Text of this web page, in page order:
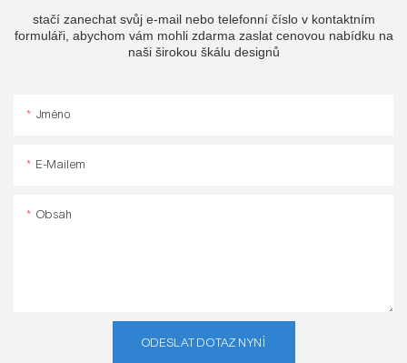
stačí zanechat svůj e-mail nebo telefonní číslo v kontaktním
formuláři, abychom vám mohli zdarma zaslat cenovou nabídku na
naši širokou škálu designů
Jméno
E-Mailem
Obsah
ODESLAT DOTAZ NYNÍ